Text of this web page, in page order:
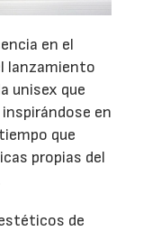
en el
lanzamiento
unisex que
en
que
propias del
de